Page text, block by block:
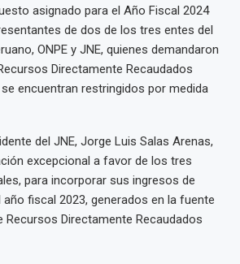
asignado para el Año Fiscal 2024
de dos de los tres entes del
ONPE y JNE, quienes demandaron
Directamente Recaudados
se encuentran restringidos por medida
del JNE, Jorge Luis Salas Arenas,
excepcional a favor de los tres
para incorporar sus ingresos de
fiscal 2023, generados en la fuente
Recursos Directamente Recaudados